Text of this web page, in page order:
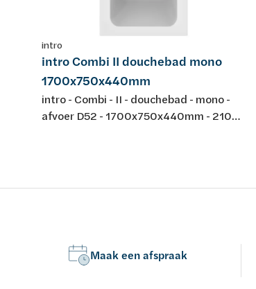
intro
intro Combi II douchebad mono
1700x750x440mm
intro - Combi - II - douchebad - mono -
afvoer D52 - 1700x750x440mm - 210L -
Maak een afspraak